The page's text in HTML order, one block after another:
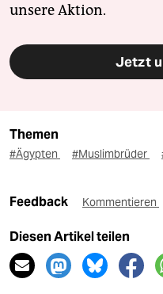
unsere Aktion.
Jetzt
Themen
#Ägypten #Muslimbrüder
Feedback Kommentieren
Diesen Artikel teilen